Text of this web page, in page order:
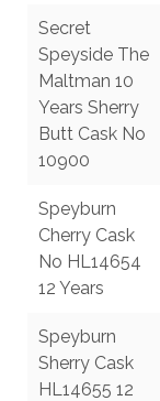
Secret
Speyside The
Maltman 10
Years Sherry
Butt Cask No
10900
Speyburn
Cherry Cask
No HL14654
12 Years
Speyburn
Sherry Cask
HL14655 12